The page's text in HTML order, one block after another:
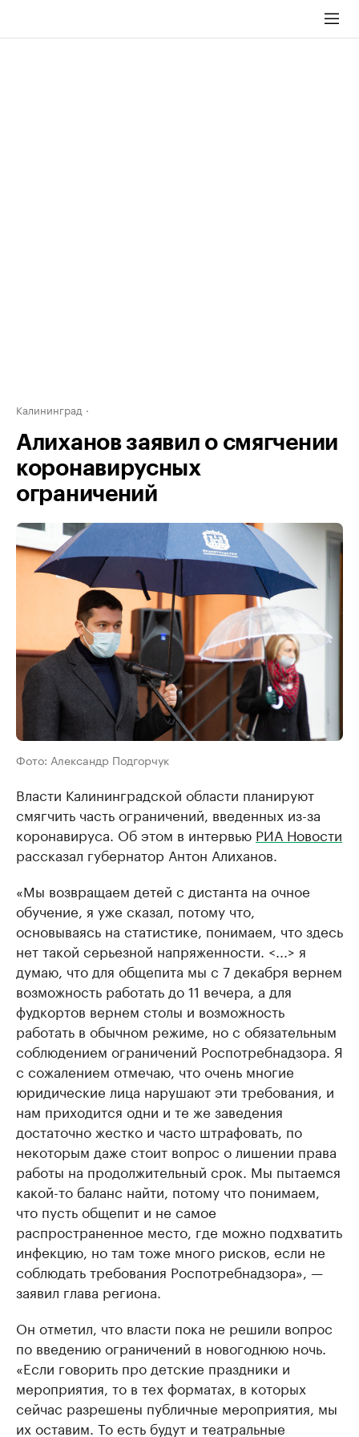
Калининград
Алиханов заявил о смягчении
коронавирусных
ограничений
Фото: Александр Подгорчук
Власти Калининградской области планируют
смягчить часть ограничений, введенных из-за
коронавируса. Об этом в интервью РИА Новости
рассказал губернатор Антон Алиханов.
«Мы возвращаем детей с дистанта на очное
обучение, я уже сказал, потому что,
основываясь на статистике, понимаем, что здесь
нет такой серьезной напряженности. <...> я
думаю, что для общепита мы с 7 декабря вернем
возможность работать до 11 вечера, а для
фудкортов вернем столы и возможность
работать в обычном режиме, но с обязательным
соблюдением ограничений Роспотребнадзора. Я
с сожалением отмечаю, что очень многие
юридические лица нарушают эти требования, и
нам приходится одни и те же заведения
достаточно жестко и часто штрафовать, по
некоторым даже стоит вопрос о лишении права
работы на продолжительный срок. Мы пытаемся
какой-то баланс найти, потому что понимаем,
что пусть общепит и не самое
распространенное место, где можно подхватить
инфекцию, но там тоже много рисков, если не
соблюдать требования Роспотребнадзора», —
заявил глава региона.
Он отметил, что власти пока не решили вопрос
по введению ограничений в новогоднюю ночь.
«Если говорить про детские праздники и
мероприятия, то в тех форматах, в которых
сейчас разрешены публичные мероприятия, мы
их оставим. То есть будут и театральные